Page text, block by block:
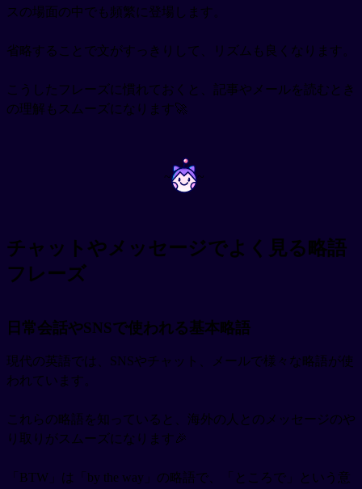
スの場面の中でも頻繁に登場します。
省略することで文がすっきりして、リズムも良くなります。
こうしたフレーズに慣れておくと、記事やメールを読むとき
の理解もスムーズになります🚀
~ ~
チャットやメッセージでよく見る略語
フレーズ
日常会話やSNSで使われる基本略語
現代の英語では、SNSやチャット、メールで様々な略語が使
われています。
これらの略語を知っていると、海外の人とのメッセージのや
り取りがスムーズになります🎉
「BTW」は「by the way」の略語で、「ところで」という意